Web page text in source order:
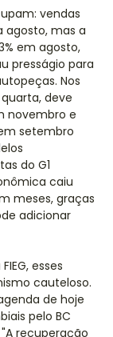
vendas
agosto, mas a
em agosto,
presságio para
Nos
quarta, deve
novembro e
setembro
do G1
caiu
meses, graças
adicionar
esses
cauteloso.
de hoje
pelo BC
recuperação